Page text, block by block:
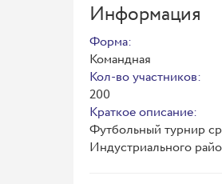
Информация
Форма:
Командная
Кол-во участников:
200
Краткое описание:
Футбольный турнир
Индустриального